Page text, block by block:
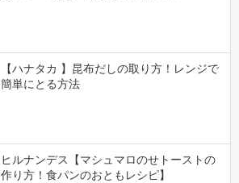
【ハナタカ 】昆布だしの取り方！レンジで
簡単にとる方法
ヒルナンデス【マシュマロのせトーストの
作り方！食パンのおともレシピ】